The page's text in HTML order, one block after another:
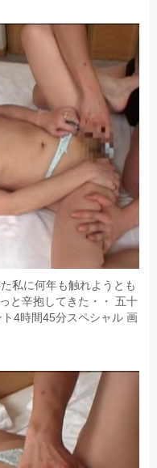
私に何年も触れようとも
と辛抱してきた・・ 五十
4時間45分スペシャル 画